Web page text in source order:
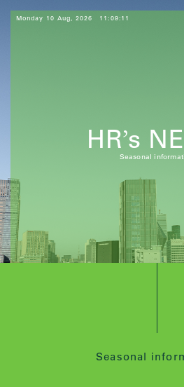
Monday 10 Aug, 2026 11:09:12
HR’s
Seasonal
Seasonal